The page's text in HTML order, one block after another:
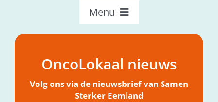
Menu
OncoLokaal – Home
Mijn hulpvraagOncoLokaal nieuws
Volg ons via de nieuwsbrief van Samen
Sterker Eemland